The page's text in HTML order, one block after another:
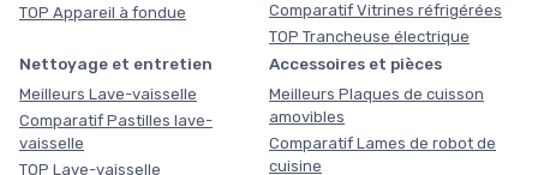
TOP Appareil à fondue
Comparatif Vitrines réfrigérées
TOP Trancheuse électrique
Nettoyage et entretien
Meilleurs Lave-vaisselle
Comparatif Pastilles lave-
vaisselle
TOP Lave-vaisselle
Accessoires et pièces
Meilleurs Plaques de cuisson
amovibles
Comparatif Lames de robot de
cuisine